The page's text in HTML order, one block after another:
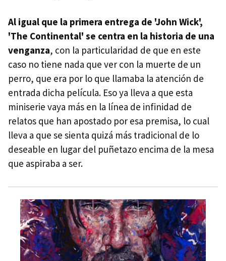
Al igual que la primera entrega de 'John Wick',
'The Continental' se centra en la historia de una
venganza, con la particularidad de que en este
caso no tiene nada que ver con la muerte de un
perro, que era por lo que llamaba la atención de
entrada dicha película. Eso ya lleva a que esta
miniserie vaya más en la línea de infinidad de
relatos que han apostado por esa premisa, lo cual
lleva a que se sienta quizá más tradicional de lo
deseable en lugar del puñetazo encima de la mesa
que aspiraba a ser.